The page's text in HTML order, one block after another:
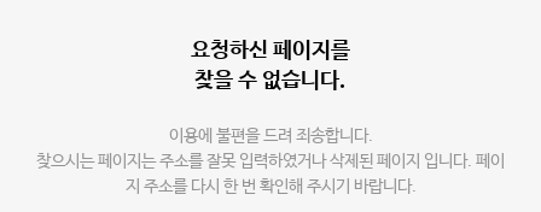
요청하신 페이지를
찾을 수 없습니다.
이용에 불편을 드려 죄송합니다.
찾으시는 페이지는 주소를 잘못 입력하였거나 삭제된 페이지 입니다. 페이
지 주소를 다시 한 번 확인해 주시기 바랍니다.